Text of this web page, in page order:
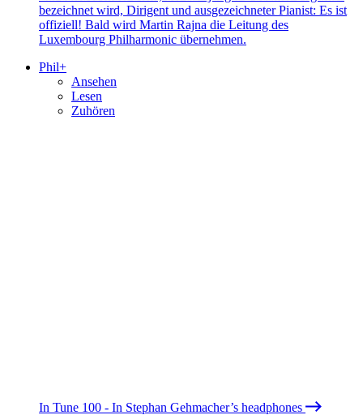
bezeichnet wird, Dirigent und ausgezeichneter Pianist: Es ist
offiziell! Bald wird Martin Rajna die Leitung des
Luxembourg Philharmonic übernehmen.
Phil+
Ansehen
Lesen
Zuhören
In Tune 100 - In Stephan Gehmacher’s headphones